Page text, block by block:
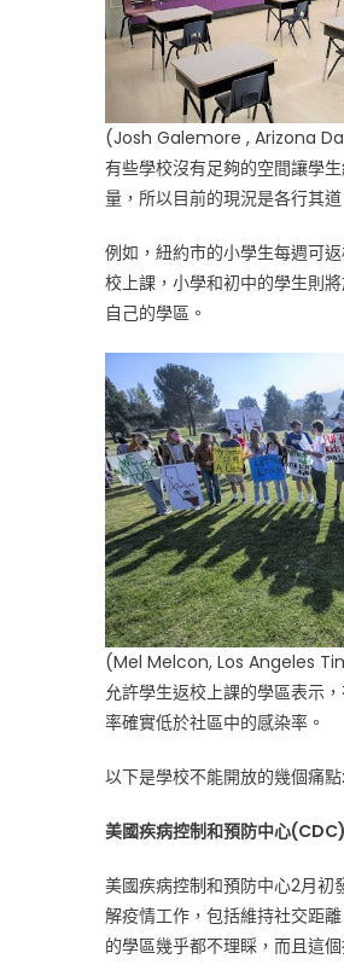
(Josh Galemore , Arizona
有些學校沒有足夠的空間讓學
量，所以目前的現況是各行其
例如，紐約市的小學生每週可
校上課，小學和初中的學生則
自己的學區。
(Mel Melcon, Los Angeles
允許學生返校上課的學區表示
率確實低於社區中的感染率。
以下是學校不能開放的幾個痛點:
美國疾病控制和預防中心
美國疾病控制和預防中心2月初
解疫情工作，包括維持社交距
的學區幾乎都不理睬，而且這